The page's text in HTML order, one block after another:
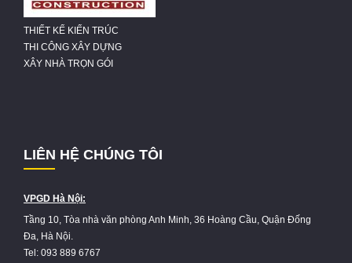
THIẾT KẾ KIẾN TRÚC
THI CÔNG XÂY DỰNG
XÂY NHÀ TRỌN GÓI
LIÊN HỆ CHÚNG TÔI
VPGD Hà Nội:
Tầng 10, Tòa nhà văn phòng Anh Minh, 36 Hoàng Cầu, Quận Đống
Đa, Hà Nội.
Tel: 093 889 6767